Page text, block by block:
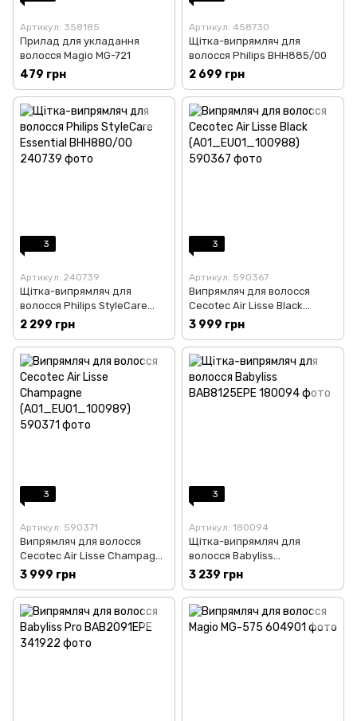
Артикул: 358185
Прилад для укладання
волосся Magio MG-721
479 грн
Артикул: 458730
Щітка-випрямляч для
волосся Philips BHH885/00
2 699 грн
3
Артикул: 240739
Щітка-випрямляч для
волосся Philips StyleCare
Essential BHH880/00
2 299 грн
3
Артикул: 590367
Випрямляч для волосся
Cecotec Air Lisse Black
(A01_EU01_100988)
3 999 грн
3
Артикул: 590371
Випрямляч для волосся
Cecotec Air Lisse Champagne
(A01_EU01_100989)
3 999 грн
3
Артикул: 180094
Щітка-випрямляч для
волосся Babyliss
BAB8125EPE
3 239 грн